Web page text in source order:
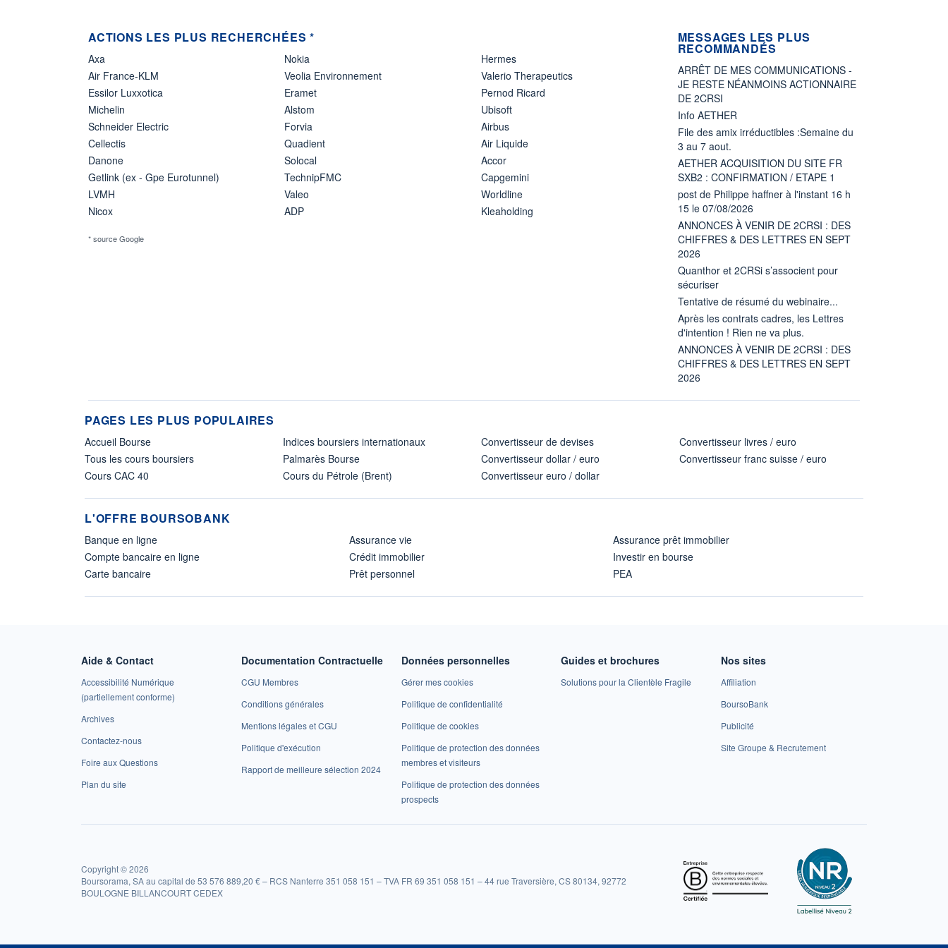
ACTIONS LES PLUS RECHERCHÉES *
Axa
Air France-KLM
Essilor Luxxotica
Michelin
Schneider Electric
Cellectis
Danone
Getlink (ex - Gpe Eurotunnel)
LVMH
Nicox
Nokia
Veolia Environnement
Eramet
Alstom
Forvia
Quadient
Solocal
TechnipFMC
Valeo
ADP
Hermes
Valerio Therapeutics
Pernod Ricard
Ubisoft
Airbus
Air Liquide
Accor
Capgemini
Worldline
Kleaholding
* source Google
MESSAGES LES PLUS
RECOMMANDÉS
ARRÊT DE MES COMMUNICATIONS -
JE RESTE NÉANMOINS ACTIONNAIRE
DE 2CRSI
Info AETHER
File des amix irréductibles :Semaine du
3 au 7 aout.
AETHER ACQUISITION DU SITE FR
SXB2 : CONFIRMATION / ETAPE 1
post de Philippe haffner à l'instant 16 h
15 le 07/08/2026
ANNONCES À VENIR DE 2CRSI : DES
CHIFFRES & DES LETTRES EN SEPT
2026
Quanthor et 2CRSi s’associent pour
sécuriser
Tentative de résumé du webinaire...
Après les contrats cadres, les Lettres
d'intention ! Rien ne va plus.
ANNONCES À VENIR DE 2CRSI : DES
CHIFFRES & DES LETTRES EN SEPT
2026
PAGES LES PLUS POPULAIRES
Accueil Bourse
Tous les cours boursiers
Cours CAC 40
Indices boursiers internationaux
Palmarès Bourse
Cours du Pétrole (Brent)
Convertisseur de devises
Convertisseur dollar / euro
Convertisseur euro / dollar
Convertisseur livres / euro
Convertisseur franc suisse / euro
L'OFFRE BOURSOBANK
Banque en ligne
Compte bancaire en ligne
Carte bancaire
Assurance vie
Crédit immobilier
Prêt personnel
Assurance prêt immobilier
Investir en bourse
PEA
Aide & Contact
Accessibilité Numérique
(partiellement conforme)
Archives
Contactez-nous
Foire aux Questions
Plan du site
Documentation Contractuelle
CGU Membres
Conditions générales
Mentions légales et CGU
Politique d'exécution
Rapport de meilleure sélection 2024
Données personnelles
Gérer mes cookies
Politique de confidentialité
Politique de cookies
Politique de protection des données
membres et visiteurs
Politique de protection des données
prospects
Guides et brochures
Solutions pour la Clientèle Fragile
Nos sites
Affiliation
BoursoBank
Publicité
Site Groupe & Recrutement
Copyright © 2026
Boursorama, SA au capital de 53 576 889,20 € – RCS Nanterre 351 058 151 – TVA FR 69 351 058 151 – 44 rue Traversière, CS 80134, 92772
BOULOGNE BILLANCOURT CEDEX